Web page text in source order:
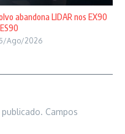
abandona LIDAR nos EX90
Ago/2026
Campos